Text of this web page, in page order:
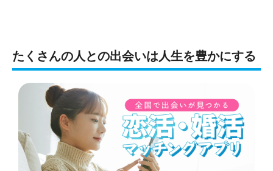
たくさんの人との出会いは人生を豊かにする